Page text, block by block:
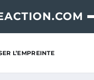
L’EMPREINTE